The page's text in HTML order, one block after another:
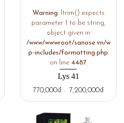
Warning: ltrim() expects
parameter 1 to be string,
object given in
/www/wwwroot/sanose.vn/w
p-includes/formatting.php
on line 4487
Lys 41
770,000₫ – 7,200,000₫